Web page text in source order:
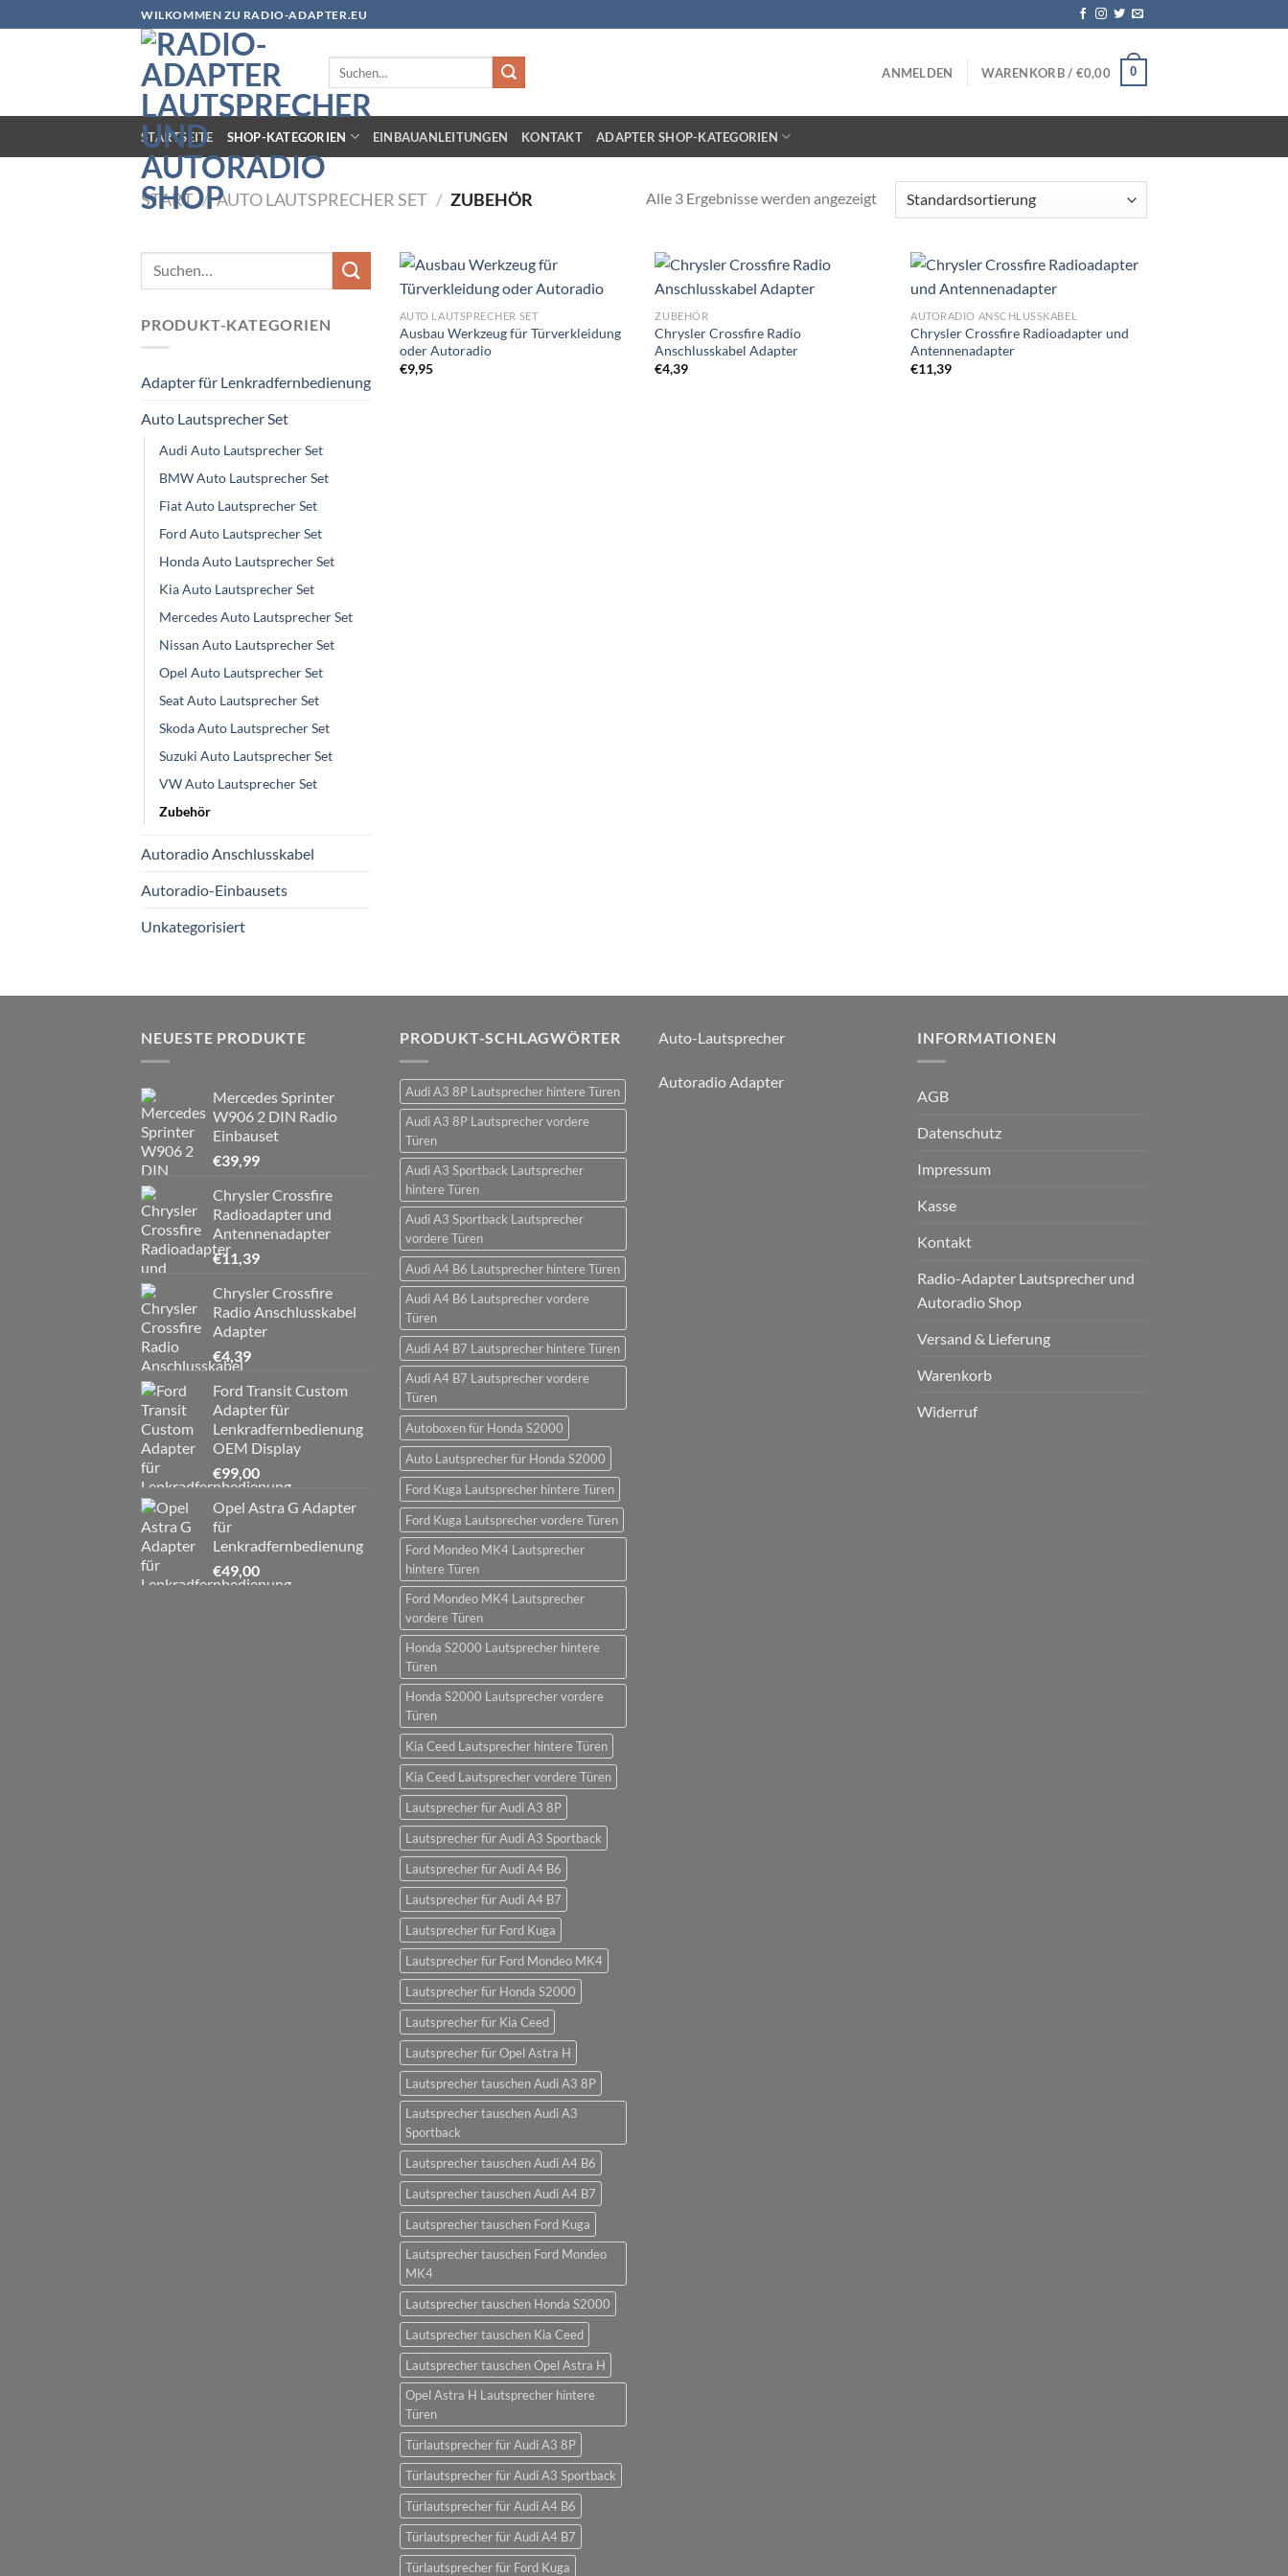
Inhalt
WILKOMMEN ZU RADIO-ADAPTER.EU
ANMELDEN WARENKORB / €0,00 0
STARTSEITE SHOP-KATEGORIEN EINBAUANLEITUNGEN KONTAKT ADAPTER SHOP-KATEGORIEN
START / AUTO LAUTSPRECHER SET / ZUBEHÖR Alle 3 Ergebnisse werden angezeigt
Suchen
PRODUKT-KATEGORIEN
Adapter für Lenkradfernbedienung
Auto Lautsprecher Set
Audi Auto Lautsprecher Set
BMW Auto Lautsprecher Set
Fiat Auto Lautsprecher Set
Ford Auto Lautsprecher Set
Honda Auto Lautsprecher Set
Kia Auto Lautsprecher Set
Mercedes Auto Lautsprecher Set
Nissan Auto Lautsprecher Set
Opel Auto Lautsprecher Set
Seat Auto Lautsprecher Set
Skoda Auto Lautsprecher Set
Suzuki Auto Lautsprecher Set
VW Auto Lautsprecher Set
Zubehör
Autoradio Anschlusskabel
Autoradio-Einbausets
Unkategorisiert
hinzufügen
AUTO LAUTSPRECHER SET
Ausbau Werkzeug für Türverkleidung
oder Autoradio
€9,95
ZUBEHÖR
Chrysler Crossfire Radio
Anschlusskabel Adapter
€4,39
Wunschliste
hinzufügen
AUTORADIO ANSCHLUSSKABEL
Chrysler Crossfire Radioadapter und
Antennenadapter
€11,39
NEUESTE PRODUKTE
Mercedes Sprinter
W906 2 DIN Radio
Einbauset
€39,99
Chrysler Crossfire
Radioadapter und
Antennenadapter
€11,39
Chrysler Crossfire
Radio Anschlusskabel
Adapter
€4,39
Ford Transit Custom
Adapter für
Lenkradfernbedienung
OEM Display
€99,00
Opel Astra G Adapter
für
Lenkradfernbedienung
€49,00
PRODUKT-SCHLAGWÖRTER
Audi A3 8P Lautsprecher hintere Türen
Audi A3 8P Lautsprecher vordere
Türen
Audi A3 Sportback Lautsprecher
hintere Türen
Audi A3 Sportback Lautsprecher
vordere Türen
Audi A4 B6 Lautsprecher hintere Türen
Audi A4 B6 Lautsprecher vordere
Türen
Audi A4 B7 Lautsprecher hintere Türen
Audi A4 B7 Lautsprecher vordere
Türen
Autoboxen für Honda S2000
Auto Lautsprecher für Honda S2000
Ford Kuga Lautsprecher hintere Türen
Ford Kuga Lautsprecher vordere Türen
Ford Mondeo MK4 Lautsprecher
hintere Türen
Ford Mondeo MK4 Lautsprecher
vordere Türen
Honda S2000 Lautsprecher hintere
Türen
Honda S2000 Lautsprecher vordere
Türen
Kia Ceed Lautsprecher hintere Türen
Kia Ceed Lautsprecher vordere Türen
Lautsprecher für Audi A3 8P
Lautsprecher für Audi A3 Sportback
Lautsprecher für Audi A4 B6
Lautsprecher für Audi A4 B7
Lautsprecher für Ford Kuga
Lautsprecher für Ford Mondeo MK4
Lautsprecher für Honda S2000
Lautsprecher für Kia Ceed
Lautsprecher für Opel Astra H
Lautsprecher tauschen Audi A3 8P
Lautsprecher tauschen Audi A3
Sportback
Lautsprecher tauschen Audi A4 B6
Lautsprecher tauschen Audi A4 B7
Lautsprecher tauschen Ford Kuga
Lautsprecher tauschen Ford Mondeo
MK4
Lautsprecher tauschen Honda S2000
Lautsprecher tauschen Kia Ceed
Lautsprecher tauschen Opel Astra H
Opel Astra H Lautsprecher hintere
Türen
Türlautsprecher für Audi A3 8P
Türlautsprecher für Audi A3 Sportback
Türlautsprecher für Audi A4 B6
Türlautsprecher für Audi A4 B7
Türlautsprecher für Ford Kuga
Auto-Lautsprecher
Autoradio Adapter
INFORMATIONEN
AGB
Datenschutz
Impressum
Kasse
Kontakt
Radio-Adapter Lautsprecher und
Autoradio Shop
Versand & Lieferung
Warenkorb
Widerruf